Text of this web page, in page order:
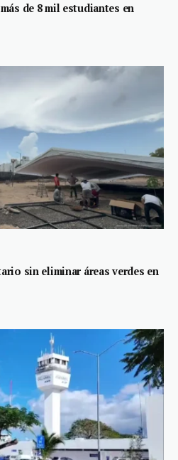
de 8 mil estudiantes en
sin eliminar áreas verdes en